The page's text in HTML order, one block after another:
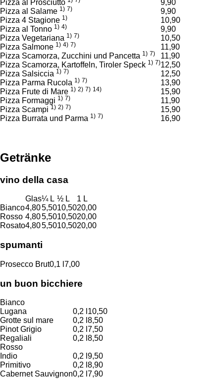
Pizza al Prosciutto
9,90
Pizza al Salame 1) 7)
9,90
Pizza 4 Stagione 1)
10,90
Pizza al Tonno 1) 4)
9,90
Pizza Vegetariana 1) 7)
10,50
Pizza Salmone 1) 4) 7)
11,90
Pizza Scamorza, Zucchini und Pancetta 1) 7)
11,90
Pizza Scamorza, Kartoffeln, Tiroler Speck 1) 7)12,50
Pizza Salsiccia 1) 7)
12,50
Pizza Parma Rucola 1) 7)
13,90
Pizza Frute di Mare 1) 2) 7) 14)
15,90
Pizza Formaggi 1) 7)
11,90
Pizza Scampi 1) 2) 7)
15,90
Pizza Burrata und Parma 1) 7) 16,90
Getränke
vino della casa
Glas¼ L ½ L
1 L
Bianco4,805,5010,5020,00
Rosso 4,805,5010,5020,00
Rosato4,805,5010,5020,00
spumanti
Prosecco Brut0,1 l 7,00
un buon bicchiere
Bianco
Lugana
0,2 l 10,50
Grotte sul mare
0,2 l 8,50
Pinot Grigio
0,2 l 7,50
Regaliali
0,2 l 8,50
Rosso
Indio
0,2 l 9,50
Primitivo
0,2 l 8,90
Cabernet Sauvignon0,2 l 7,90